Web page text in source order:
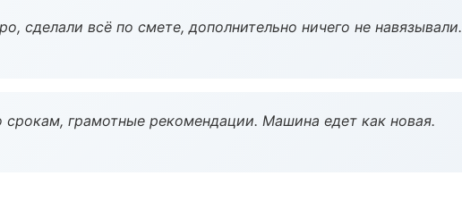
сделали всё по смете, дополнительно ничего не навязывали.
грамотные рекомендации. Машина едет как новая.